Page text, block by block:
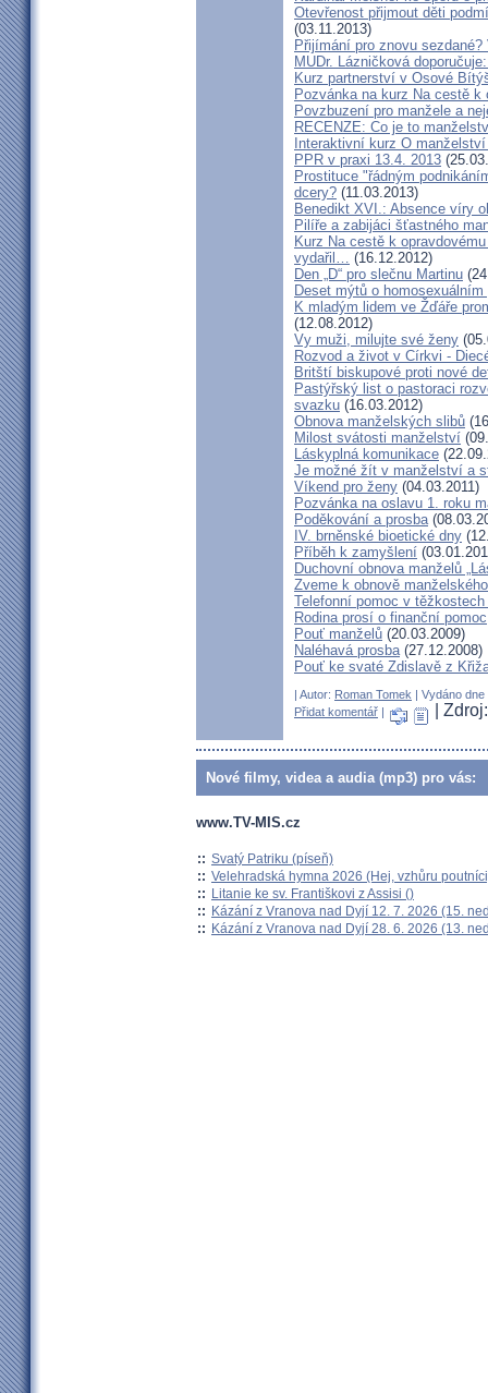
Otevřenost přijmout děti
(03.11.2013)
Přijímání pro znovu
MUDr. Lázničková
Kurz partnerství v Osové
Pozvánka na kurz Na cestě k
Povzbuzení pro manžele a
RECENZE: Co je to
Interaktivní kurz O
PPR v praxi 13.4. 2013
Prostituce "řádným
dcery? (11.03.2013)
Benedikt XVI.: Absence víry
Pilíře a zabijáci šťastného
Kurz Na cestě k
vydařil… (16.12.2012)
Den „D“ pro slečnu Martinu
Deset mýtů o homosexuálním
K mladým lidem ve Žďáře
(12.08.2012)
Vy muži, milujte své ženy
Rozvod a život v Církvi -
Britští biskupové proti nové
Pastýřský list o pastoraci
svazku (16.03.2012)
Obnova manželských slibů
Milost svátosti manželství
Láskyplná komunikace
Je možné žít v manželství a
Víkend pro ženy (04.03.2011)
Pozvánka na oslavu 1. roku
Poděkování a prosba
IV. brněnské bioetické dny
Příběh k zamyšlení
Duchovní obnova manželů
Zveme k obnově
Telefonní pomoc v
Rodina prosí o finanční pomoc
Pouť manželů (20.03.2009)
Naléhavá prosba(27.12.2008)
Pouť ke svaté Zdislavě z
| Autor: Roman Tomek | Vydáno
Přidat komentář | |
Nové filmy, videa a audia (mp3) pro vás:
www.TV-MIS.cz
:: Svatý Patriku (píseň)
:: Velehradská hymna 2026 (Hej, vzhůru
:: Litanie ke sv. Františkovi z Assisi ()
:: Kázání z Vranova nad Dyjí 12. 7. 2026 (15.
:: Kázání z Vranova nad Dyjí 28. 6. 2026 (13.